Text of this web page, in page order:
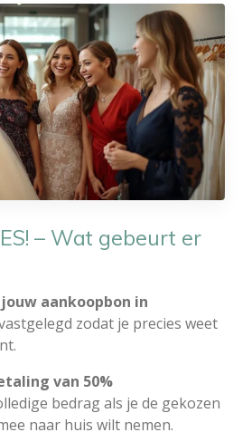
– Wat gebeurt er
aankoopbon in
zodat je precies weet
van 50%
bedrag als je de gekozen
naar huis wilt nemen.